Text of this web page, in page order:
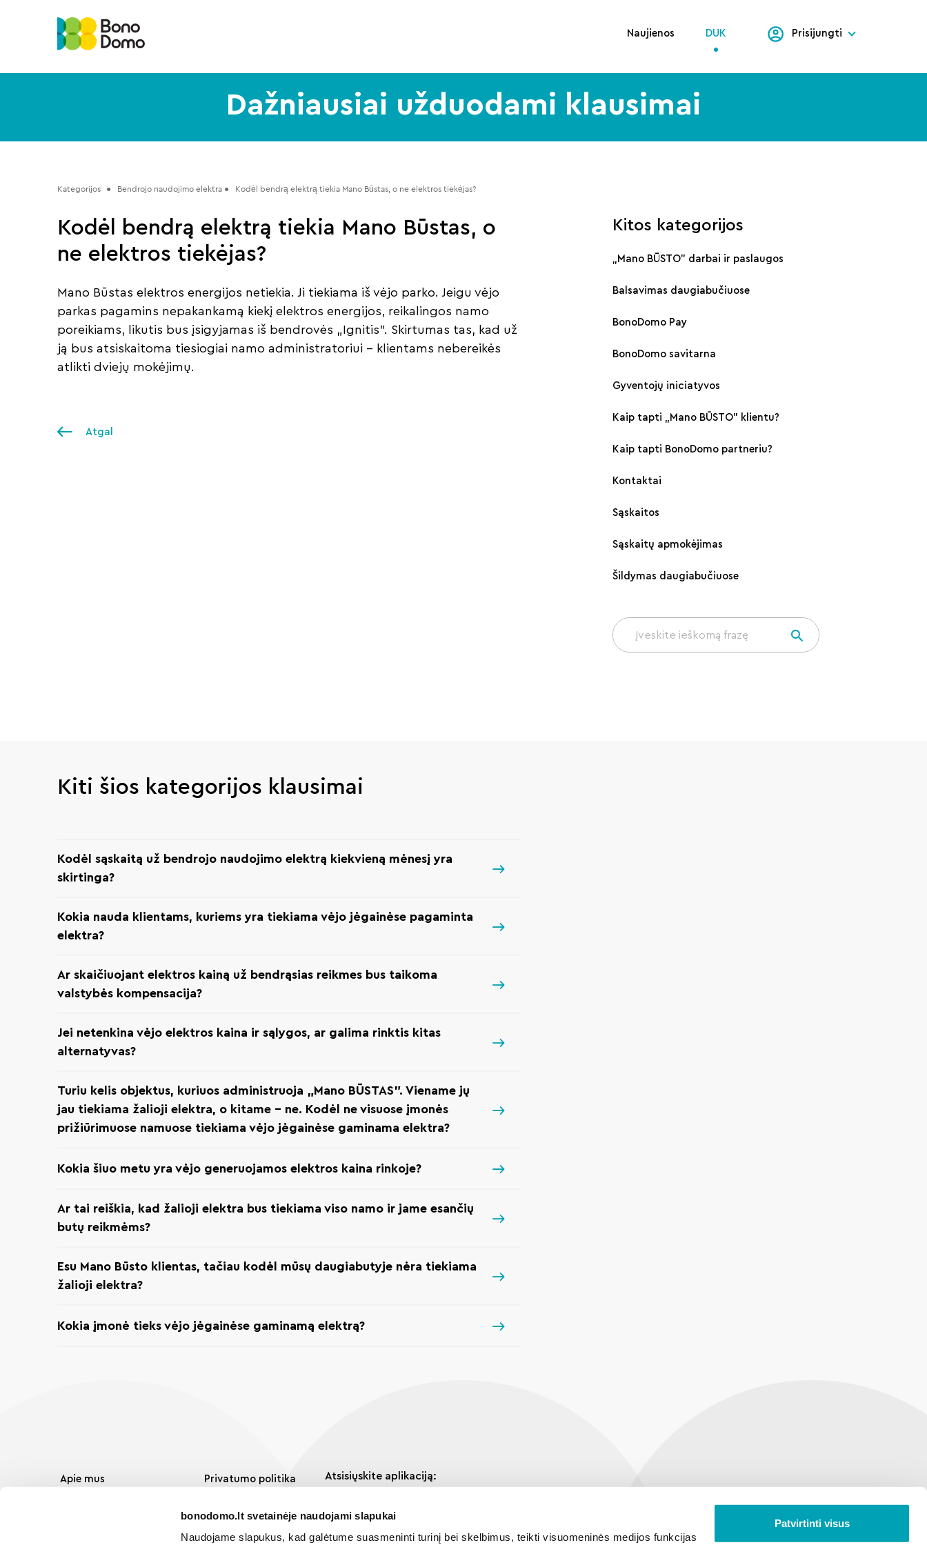
bonodomo.lt svetainėje naudojami slapukai
Naudojame slapukus, kad galėtume suasmeninti turinį bei skelbimus, teikti visuomeninės medijos funkcijas
Patvirtinti visus
Naujienos DUK Prisijungti
Dažniausiai užduodami klausimai
Kategorijos ●   Bendrojo naudojimo elektra ● Kodėl bendrą elektrą tiekia Mano Būstas, o ne elektros tiekėjas?
Kodėl bendrą elektrą tiekia Mano Būstas, o
ne elektros tiekėjas?
Mano Būstas elektros energijos netiekia. Ji tiekiama iš vėjo parko. Jeigu vėjo
parkas pagamins nepakankamą kiekį elektros energijos, reikalingos namo
poreikiams, likutis bus įsigyjamas iš bendrovės „Ignitis”. Skirtumas tas, kad už
ją bus atsiskaitoma tiesiogiai namo administratoriui – klientams nebereikės
atlikti dviejų mokėjimų.
Atgal
Kitos kategorijos
„Mano BŪSTO" darbai ir paslaugos
Balsavimas daugiabučiuose
BonoDomo Pay
BonoDomo savitarna
Gyventojų iniciatyvos
Kaip tapti „Mano BŪSTO" klientu?
Kaip tapti BonoDomo partneriu?
Kontaktai
Sąskaitos
Sąskaitų apmokėjimas
Šildymas daugiabučiuose
Kiti šios kategorijos klausimai
Kodėl sąskaitą už bendrojo naudojimo elektrą kiekvieną mėnesį yra
skirtinga?
Kokia nauda klientams, kuriems yra tiekiama vėjo jėgainėse pagaminta
elektra?
Ar skaičiuojant elektros kainą už bendrąsias reikmes bus taikoma
valstybės kompensacija?
Jei netenkina vėjo elektros kaina ir sąlygos, ar galima rinktis kitas
alternatyvas?
Turiu kelis objektus, kuriuos administruoja „Mano BŪSTAS”. Viename jų
jau tiekiama žalioji elektra, o kitame – ne. Kodėl ne visuose įmonės
prižiūrimuose namuose tiekiama vėjo jėgainėse gaminama elektra?
Kokia šiuo metu yra vėjo generuojamos elektros kaina rinkoje?
Ar tai reiškia, kad žalioji elektra bus tiekiama viso namo ir jame esančių
butų reikmėms?
Esu Mano Būsto klientas, tačiau kodėl mūsų daugiabutyje nėra tiekiama
žalioji elektra?
Kokia įmonė tieks vėjo jėgainėse gaminamą elektrą?
Apie mus Privatumo politika
taisyklės
BonoDomo Latvijoje
Atsisiųskite aplikaciją: